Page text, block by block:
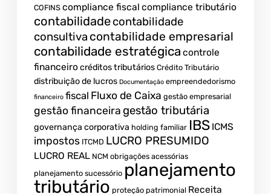
COFINS compliance fiscal compliance tributário
contabilidadecontabilidade
consultiva contabilidade empresarial
contabilidade estratégica controle
financeirocréditos tributários Crédito Tributário
distribuição de lucros Documentação empreendedorismo
financeiro fiscal Fluxo de Caixa gestão empresarial
gestão financeira gestão tributária
governança corporativa holding familiar IBS ICMS
impostos ITCMD LUCRO PRESUMIDO
LUCRO REAL NCM obrigações acessórias
planejamento sucessório planejamento
tributário proteção patrimonial Receita